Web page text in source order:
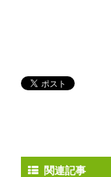
関連記事